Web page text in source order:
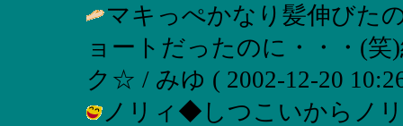
マキっぺかなり髪伸びた
ョートだったのに・・・(
ク☆ / みゆ ( 2002-12-20
ノリィ◆しつこいからノ